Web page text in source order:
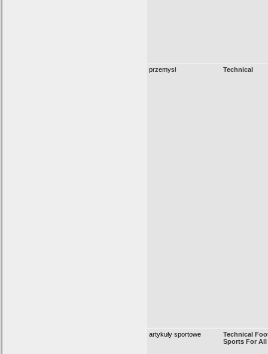
przemysł Technical
artykuły sportowe
Technical
Sports For All